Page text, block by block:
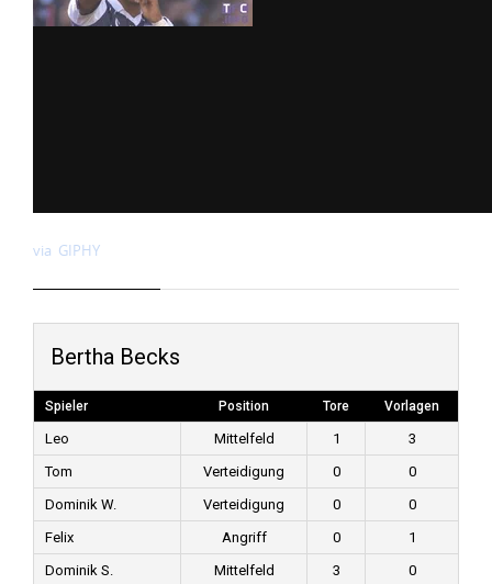
via GIPHY
Bertha Becks
Spieler Position Tore Vorlagen
Leo Mittelfeld 1
3
Tom
Verteidigung 0
0
Dominik W.
Verteidigung 0
0
Felix
Angriff 0
1
Dominik S.
Mittelfeld 3
0